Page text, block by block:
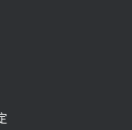
這幾項檢
人小